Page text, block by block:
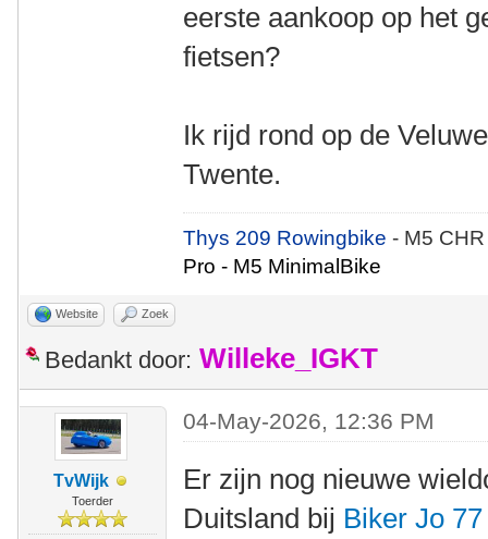
eerste aankoop op het
fietsen?
Ik rijd rond op de
Twente.
Thys 209 Rowingbike- M5
Pro - M5 MinimalBike
Website Zoek
Bedankt door: Willeke_IGKT
TvWijk
Toerder
04-May-2026, 12:36 PM
Er zijn nog nieuwe
Duitsland bij Biker Jo 77